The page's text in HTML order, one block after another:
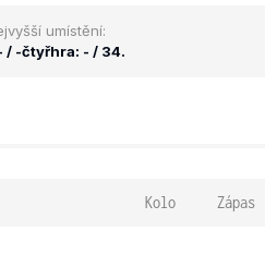
umístění:
/ -čtyřhra: - / 34.
Kolo Zápas